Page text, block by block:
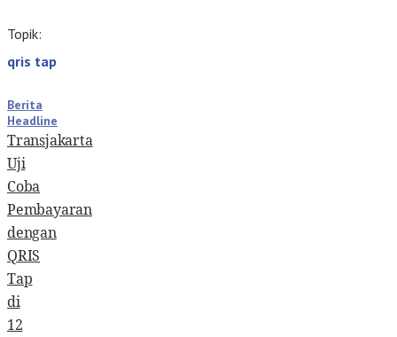
Topik:
qris tap
Berita
Headline
Transjakarta
Uji
Coba
Pembayaran
dengan
QRIS
Tap
di
12